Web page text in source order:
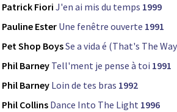
Patrick Fiori J'en ai mis du temps 1999
Pauline Ester Une fenêtre ouverte 1991
Pet Shop BoysSe a vida é (That's The
Phil Barney Tell'ment je pense à toi 1991
Phil Barney Loin de tes bras 1992
Phil Collins Dance Into The Light 1996